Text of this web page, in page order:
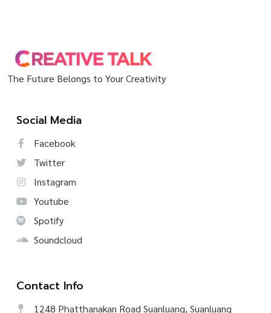
The Future Belongs to Your Creativity
Social Media
Facebook
Twitter
Instagram
Youtube
Spotify
Soundcloud
Contact Info
1248 Phatthanakan Road Suanluang, Suanluang